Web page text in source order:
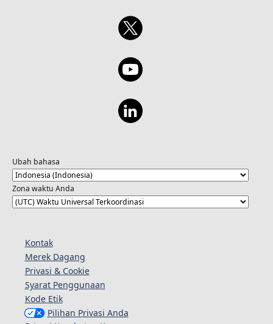
Ubah bahasa
Zona waktu Anda
Kontak
Merek Dagang
Privasi & Cookie
Syarat Penggunaan
Kode Etik
Pilihan Privasi Anda